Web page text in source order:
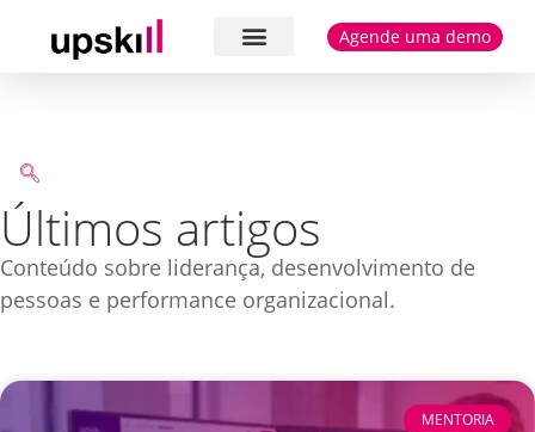
Agende uma demo
Últimos artigos
Conteúdo sobre liderança, desenvolvimento de
pessoas e performance organizacional.
MENTORIA